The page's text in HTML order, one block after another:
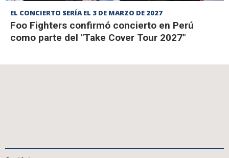
EL CONCIERTO SERÍA EL 3 DE MARZO DE 2027
Foo Fighters confirmó concierto en Perú
como parte del "Take Cover Tour 2027"